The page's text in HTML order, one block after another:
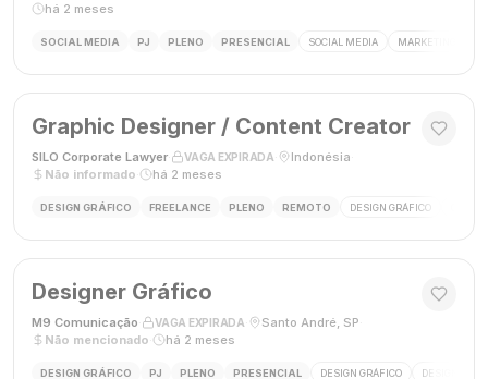
há 2 meses
SOCIAL MEDIA PJ PLENO PRESENCIAL SOCIAL MEDIA MARKETING
Graphic Designer / Content Creator
SILO Corporate Lawyer VAGA EXPIRADA Indonésia
Não informado
há 2 meses
DESIGN GRÁFICO FREELANCE PLENO REMOTO DESIGN GRÁFICO
Designer Gráfico
M9 Comunicação VAGA EXPIRADA Santo André, SP
Não mencionado
há 2 meses
DESIGN GRÁFICO PJ PLENO PRESENCIAL DESIGN GRÁFICO DESIGNER